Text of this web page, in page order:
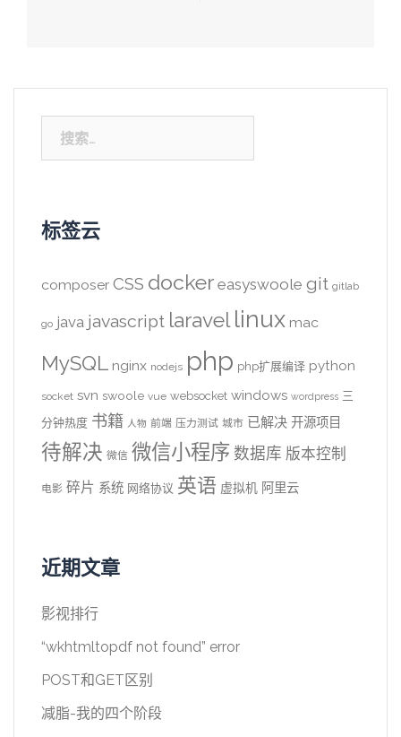
索：
标签云
composer CSS docker easyswoole git gitlab
go java javascript laravel linux mac
MySQL nginx nodejs php php扩展编译 python
socket svn swoole vue websocket windows wordpress 三
分钟热度 书籍 人物 前端 压力测试 城市 已解决 开源项目
待解决 微信 微信小程序 数据库 版本控制
电影 碎片 系统 网络协议 英语 虚拟机 阿里云
近期文章
影视排行
“wkhtmltopdf not found” error
POST和GET区别
减脂-我的四个阶段